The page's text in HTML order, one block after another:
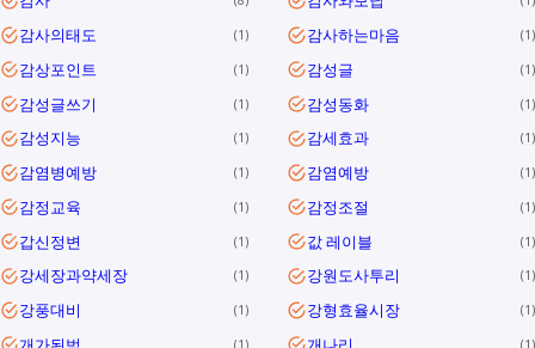
감사의태도 1 감사하는마음 1
감상포인트 1 감성글 1
감성글쓰기 1 감성동화 1
감성지능 1 감세효과 1
감염병예방 1 감염예방 1
감정교육 1 감정조절 1
갑신정변 1 값 레이블 1
강세장과약세장 1 강원도사투리 1
강풍대비 1 강형효율시장 1
1 1